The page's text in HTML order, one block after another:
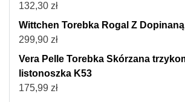
132,30 zł
Wittchen Torebka Rogal Z
299,90 zł
Vera Pelle Torebka Skórzana
listonoszka K53
175,99 zł